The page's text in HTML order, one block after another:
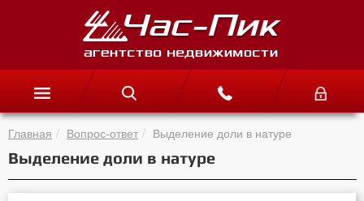
Главная Вопрос-ответ Выделение доли в натуре
Выделение доли в натуре